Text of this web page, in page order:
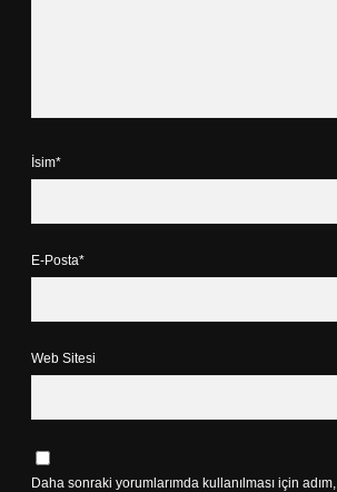
İsim*
E-Posta*
Web Sitesi
Daha sonraki yorumlarımda kullanılması için